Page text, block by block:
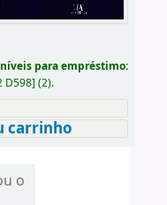
para empréstimo:
D598] (2).
carrinho
o